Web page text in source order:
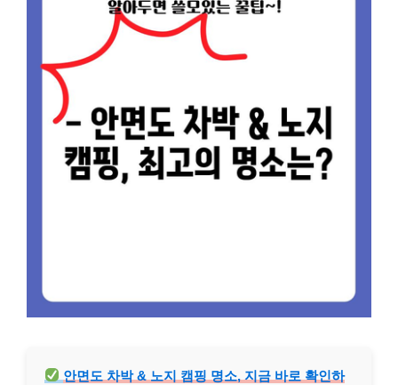
안면도 차박 & 노지 캠핑 명소, 지금 바로 확인하